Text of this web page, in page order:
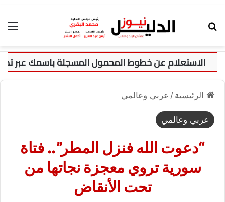
الرئيسية / عربي وعالمي
عربي وعالمي
“دعوت الله فنزل المطر”.. فتاة
سورية تروي معجزة نجاتها من
تحت الأنقاض